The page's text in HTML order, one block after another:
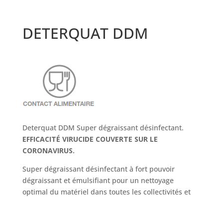
DETERQUAT DDM
Deterquat DDM Super dégraissant désinfectant.
EFFICACITÉ VIRUCIDE COUVERTE SUR LE
CORONAVIRUS.
Super dégraissant désinfectant à fort pouvoir
dégraissant et émulsifiant pour un nettoyage
optimal du matériel dans toutes les collectivités et